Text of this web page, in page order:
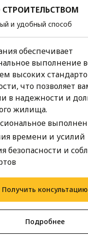
СТРОИТЕЛЬСТВОМ
и удобный способ
обеспечивает
выполнение
высоких
что позволяет
в надежности и
жилища.
времени и усилий
безопасности и
Получить консультацию
Подробнее